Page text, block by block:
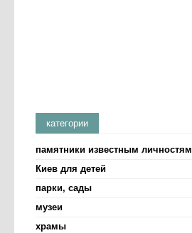
категории
памятники известным личностям
Киев для детей
парки, сады
музеи
храмы